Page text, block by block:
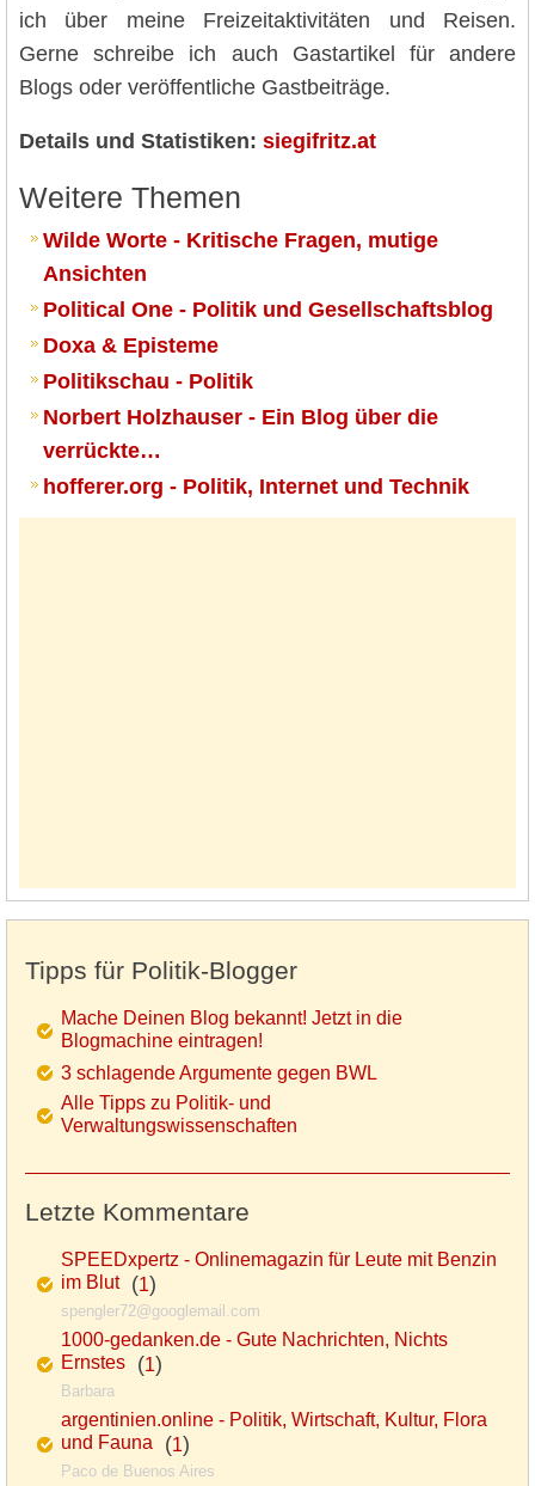
ich über meine Freizeitaktivitäten und Reisen.
Gerne schreibe ich auch Gastartikel für andere
Blogs oder veröffentliche Gastbeiträge.
Details und Statistiken: siegifritz.at
Weitere Themen
Wilde Worte - Kritische Fragen, mutige
Ansichten
Political One - Politik und Gesellschaftsblog
Doxa & Episteme
Politikschau - Politik
Norbert Holzhauser - Ein Blog über die
verrückte…
hofferer.org - Politik, Internet und Technik
Tipps für Politik-Blogger
Mache Deinen Blog bekannt! Jetzt in die
Blogmachine eintragen!
3 schlagende Argumente gegen BWL
Alle Tipps zu Politik- und
Verwaltungswissenschaften
Letzte Kommentare
SPEEDxpertz - Onlinemagazin für Leute mit Benzin
im Blut(1)
spengler72@googlemail.com
1000-gedanken.de - Gute Nachrichten, Nichts
Ernstes (1)
Barbara
argentinien.online - Politik, Wirtschaft, Kultur, Flora
und Fauna (1)
Paco de Buenos Aires